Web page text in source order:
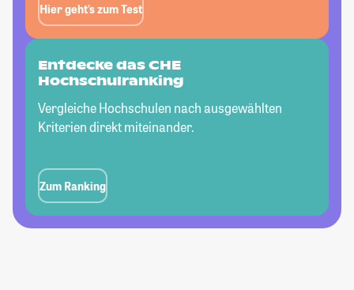
Hier geht’s zum Test
Entdecke das CHE
Hochschulranking
Vergleiche Hochschulen nach ausgewählten
Kriterien direkt miteinander.
Zum Ranking